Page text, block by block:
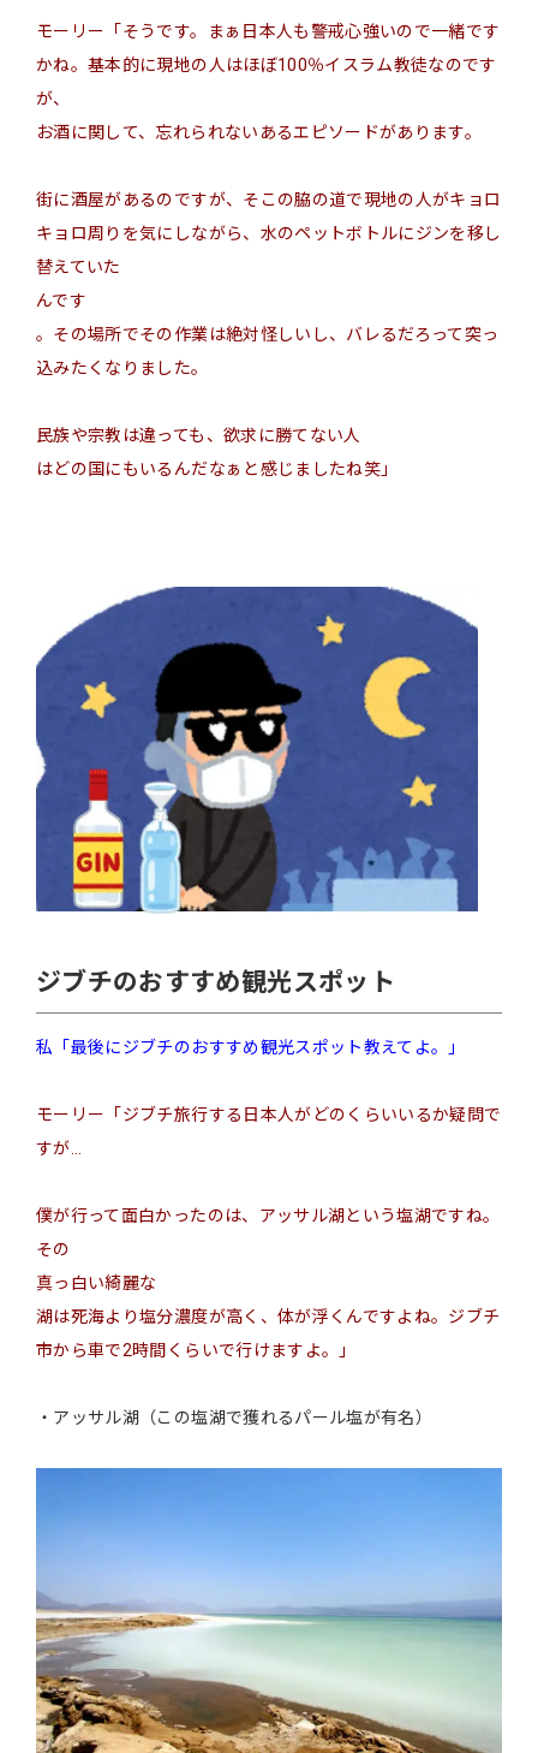
モーリー「そうです。まぁ日本人も警戒心強いので一緒です
かね。基本的に現地の人はほぼ100％イスラム教徒なのです
が、
お酒に関して、 忘れられない あるエピソードがあります。
街に酒屋があるのですが、そこの脇の道で現地の人がキョロ
キョロ周りを気にしながら、水のペットボトルにジンを移し
替えていた
んです
。その場所でその作業は絶対怪しいし、バレるだろって突っ
込みたくなりました。
民族や宗教は違っても、 欲求 に勝てない人
はどの国にもいるんだなぁと感じましたね笑」
ジブチのおすすめ観光スポット
私「最後にジブチのおすすめ観光スポット教えてよ。」
モーリー「ジブチ旅行する日本人がどのくらいいるか疑問で
すが…
僕が行って面白かったのは、アッサル湖という塩湖ですね。
その
真っ白い綺麗な
湖は死海より塩分濃度が高く、体が浮くんですよね。 ジブチ
市から車で2時間くらいで行けますよ。」
・アッサル湖（この塩湖で獲れるパール塩が有名）